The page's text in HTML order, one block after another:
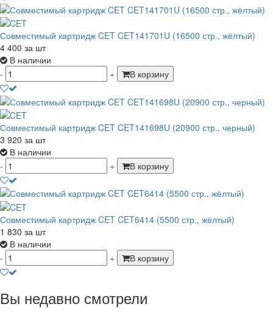
Совместимый картридж CET CET141701U (16500 стр., жёлтый)
4 400 за шт
В наличии
-
+ В корзину
Совместимый картридж CET CET141698U (20900 стр., черный)
3 920 за шт
В наличии
-
+ В корзину
Совместимый картридж CET CET6414 (5500 стр., жёлтый)
1 830 за шт
В наличии
-
+ В корзину
Вы недавно смотрели